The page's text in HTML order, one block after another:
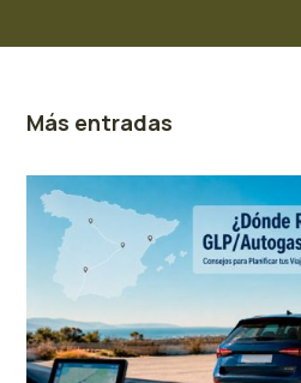
Más entradas